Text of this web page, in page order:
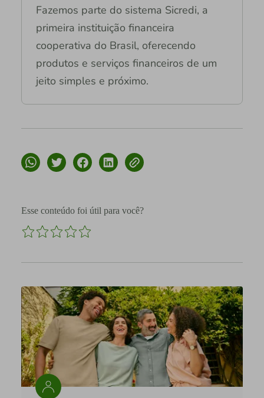
Fazemos parte do sistema Sicredi, a
primeira instituição financeira
cooperativa do Brasil, oferecendo
produtos e serviços financeiros de um
jeito simples e próximo.
Esse conteúdo foi útil para você?